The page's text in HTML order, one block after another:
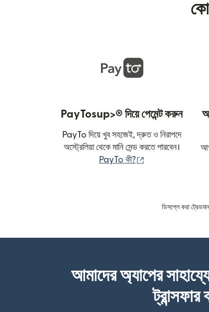
PayTosup>® দিয়ে পেমেন্ট করুন
PayTo দিয়ে খুব সহজেই, দ্রুত ও নিরাপদে
অস্ট্রেলিয়া থেকে মানি সেন্ড করতে পারবেন।
PayTo কী?
ডিসপ্লে করা
আমাদের অ্যাপের সাহায্যে